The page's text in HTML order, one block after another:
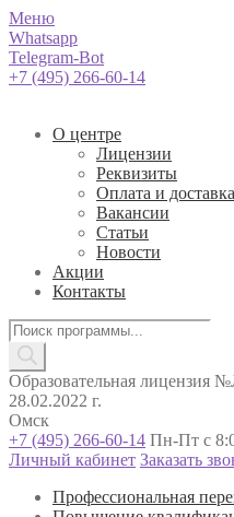
Меню
Whatsapp
Telegram-Bot
+7 (495) 266-60-14
О центре
Лицензии
Реквизиты
Оплата и доставка
Вакансии
Статьи
Новости
Акции
Контакты
Поиск
товаров
Образовательная лицензия
28.02.2022 г.
Омск
+7 (495) 266-60-14 Пн-Пт с
Личный кабинет Заказать
Профессиональная